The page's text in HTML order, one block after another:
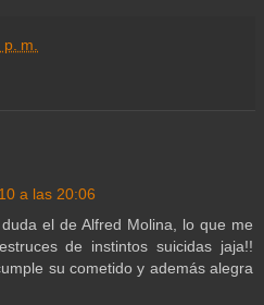
m.
a las 20:06
el de Alfred Molina, lo que me
de instintos suicidas jaja!!
su cometido y además alegra